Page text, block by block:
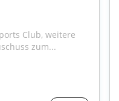
Club, weitere
zum...